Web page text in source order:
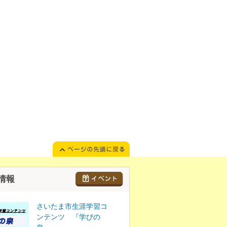
報
さいたま市生涯学習コ
ンテンツ 『学びの